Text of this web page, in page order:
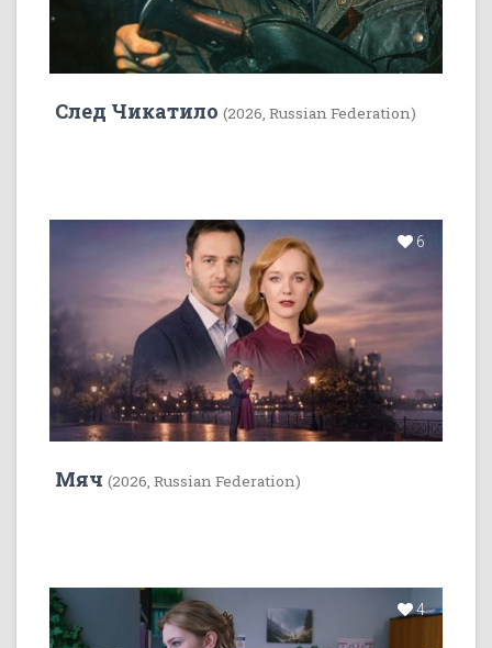
След Чикатило (2026, Russian Federation)
6
Мяч (2026, Russian Federation)
4